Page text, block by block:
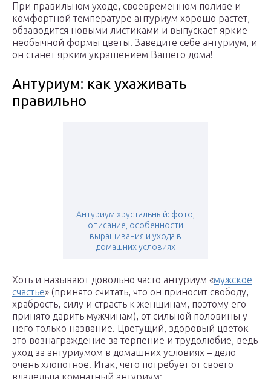
При правильном уходе, своевременном поливе и
комфортной температуре антуриум хорошо растет,
обзаводится новыми листиками и выпускает яркие
необычной формы цветы. Заведите себе антуриум, и
он станет ярким украшением Вашего дома!
Антуриум: как ухаживать
правильно
Антуриум хрустальный: фото,
описание, особенности
выращивания и ухода в
домашних условиях
Хоть и называют довольно часто антуриум «мужское
счастье» (принято считать, что он приносит свободу,
храбрость, силу и страсть к женщинам, поэтому его
принято дарить мужчинам), от сильной половины у
него только название. Цветущий, здоровый цветок –
это вознаграждение за терпение и трудолюбие, ведь
уход за антуриумом в домашних условиях – дело
очень хлопотное. Итак, чего потребует от своего
владельца комнатный антуриум: